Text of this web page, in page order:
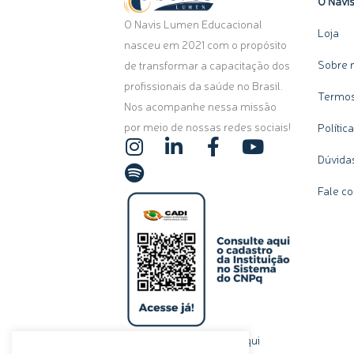
O Navis Lumen Educacional
nasceu em 2021 com o propósito
de transformar a capacitação dos
profissionais da saúde no Brasil.
Nos acompanhe nessa missão
por meio de nossas redes sociais!
I
n
s
g
r
a
m
L
n
k
e
d
i
n
-
i
F
a
o
o
k
Y
b
e
S
p
o
f
y
clique aqui
Loja
Sobre
Fale